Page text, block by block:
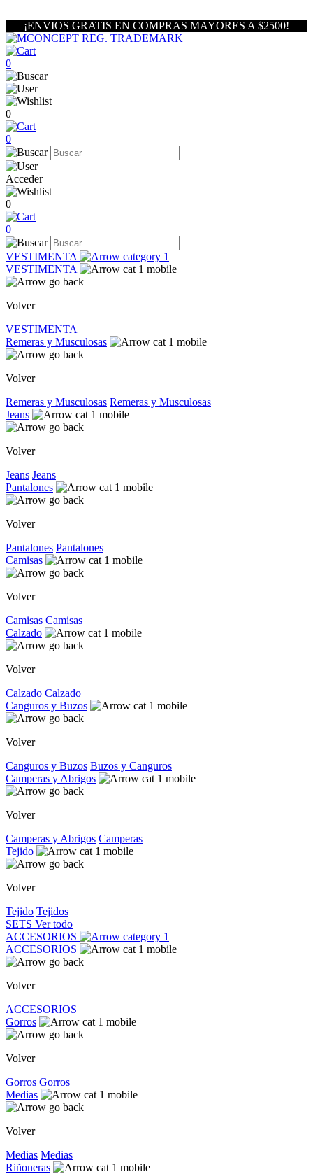
¡ENVIOS GRATIS EN COMPRAS MAYORES A $2500!
0
0
0
Acceder
0
0
VESTIMENTA
VESTIMENTA
Volver
VESTIMENTA
Remeras y Musculosas
Volver
Remeras y Musculosas Remeras y Musculosas
Jeans
Volver
Jeans Jeans
Pantalones
Volver
Pantalones Pantalones
Camisas
Volver
Camisas Camisas
Calzado
Volver
Calzado Calzado
Canguros y Buzos
Volver
Canguros y Buzos Buzos y Canguros
Camperas y Abrigos
Volver
Camperas y Abrigos Camperas
Tejido
Volver
Tejido Tejidos
SETS Ver todo
ACCESORIOS
ACCESORIOS
Volver
ACCESORIOS
Gorros
Volver
Gorros Gorros
Medias
Volver
Medias Medias
Riñoneras